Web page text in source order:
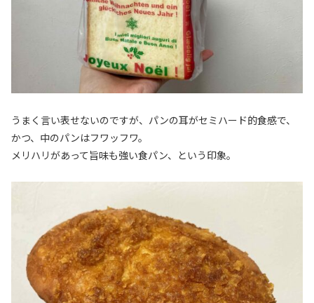
うまく言い表せないのですが、パンの耳がセミハード的食感で、
かつ、中のパンはフワッフワ。
メリハリがあって旨味も強い食パン、という印象。